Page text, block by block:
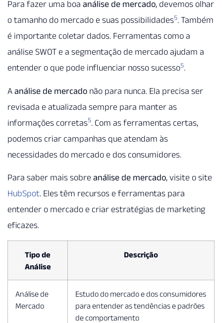
Para fazer uma boa análise de mercado, devemos olhar
o tamanho do mercado e suas possibilidades5. Também
é importante coletar dados. Ferramentas como a
análise SWOT e a segmentação de mercado ajudam a
entender o que pode influenciar nosso sucesso5.
A análise de mercado não para nunca. Ela precisa ser
revisada e atualizada sempre para manter as
informações corretas5. Com as ferramentas certas,
podemos criar campanhas que atendam às
necessidades do mercado e dos consumidores.
Para saber mais sobre análise de mercado, visite o site
HubSpot. Eles têm recursos e ferramentas para
entender o mercado e criar estratégias de marketing
eficazes.
Tipo de
Análise
Descrição
Análise de
Mercado
Estudo do mercado e dos consumidores
para entender as tendências e padrões
de comportamento